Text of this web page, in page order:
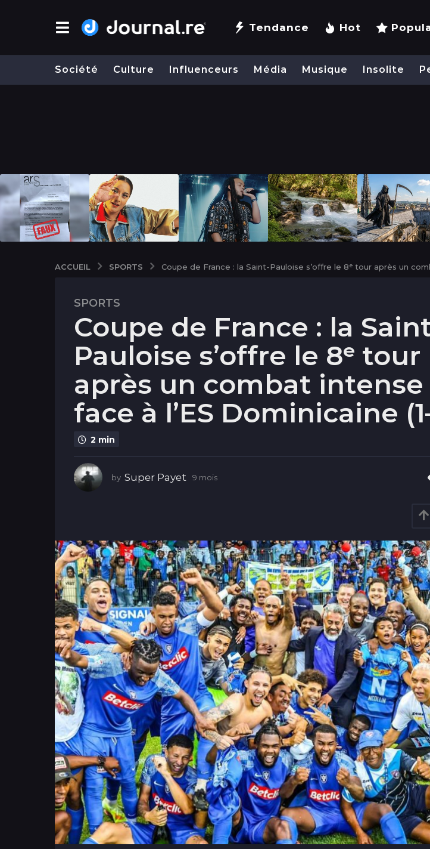
Tendance Hot
Société Culture Influenceurs Média Musique Insolite
ACCUEIL SPORTS Coupe de France : la Saint-Pauloise s’offre le 8ᵉ tour après un
9
m
o
m
o
SPORTS
Coupe de France : la
Pauloise s’offre le 8ᵉ tour
après un combat intense
face à l’ES Dominicaine
2 min
by Super Payet 9 mois